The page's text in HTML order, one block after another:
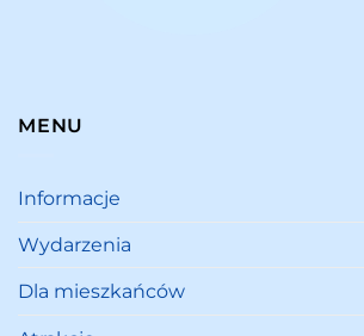
MENU
Informacje
Wydarzenia
Dla mieszkańców